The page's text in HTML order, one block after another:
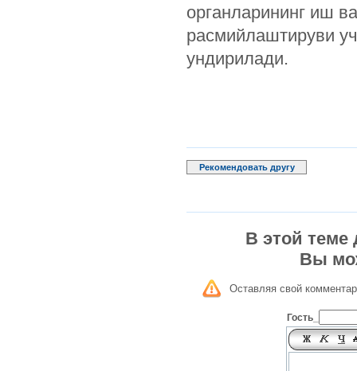
органларининг иш
расмийлаштируви
ундирилади.
Рекомендовать другу
В этой теме
Вы
Оставляя свой
Гость_